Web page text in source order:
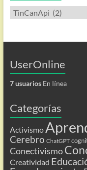
Categorías
UserOnline
7 usuariosEn línea
Categorías
Activismo
Cerebro ChatGPT
Conectivismo
Creatividad